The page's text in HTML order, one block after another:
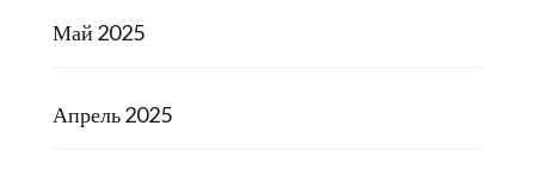
Май 2025
Апрель 2025